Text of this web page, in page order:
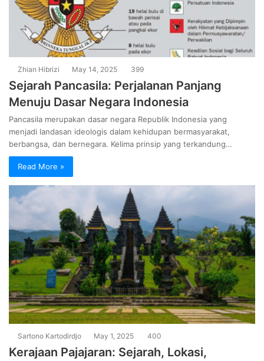
Zhian Hibrizi May 14, 2025 399
Sejarah Pancasila: Perjalanan Panjang
Menuju Dasar Negara Indonesia
Pancasila merupakan dasar negara Republik Indonesia yang
menjadi landasan ideologis dalam kehidupan bermasyarakat,
berbangsa, dan bernegara. Kelima prinsip yang terkandung…
Read More »
Sartono Kartodirdjo May 1, 2025 400
Kerajaan Pajajaran: Sejarah, Lokasi,